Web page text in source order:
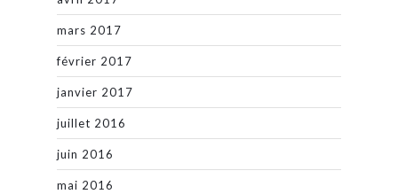
mars 2017
février 2017
janvier 2017
juillet 2016
juin 2016
mai 2016